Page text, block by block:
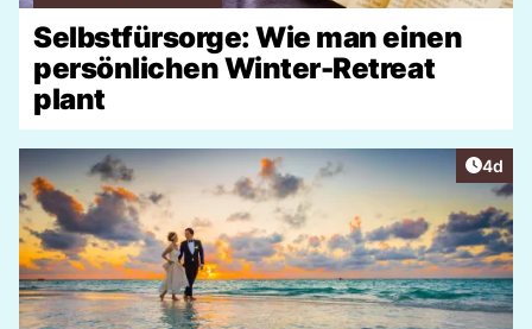
Selbstfürsorge: Wie man einen
persönlichen Winter-Retreat
plant
4d